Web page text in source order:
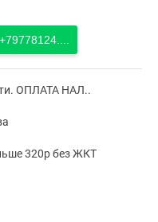
+79778124....
ОПЛАТА НАЛ..
320р без ЖКТ